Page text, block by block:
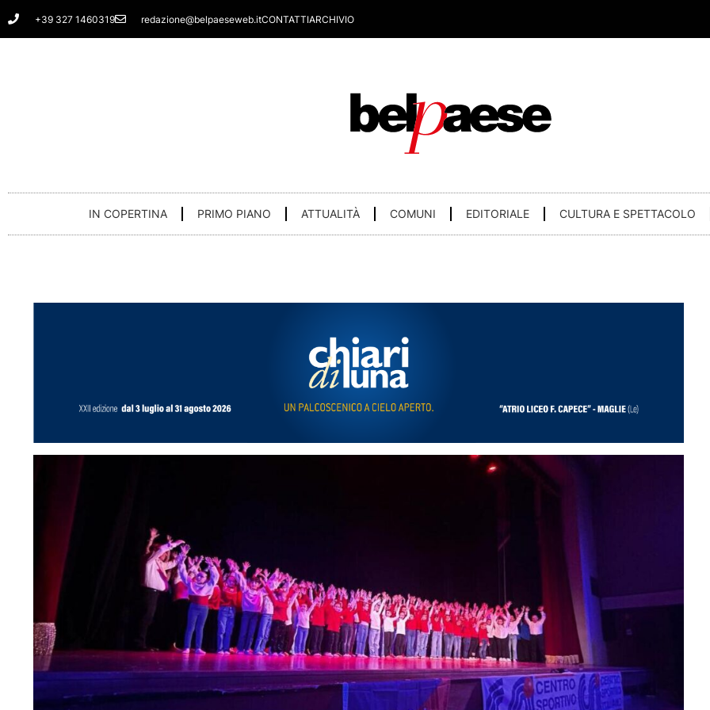
Vai
al
+39 327 1460319 redazione@belpaeseweb.itCONTATTIARCHIVIO
IN COPERTINA PRIMO PIANO ATTUALITÀ COMUNI EDITORIALE CULTURA E SPETTACOLO